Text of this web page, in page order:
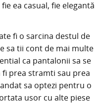
ea casual, fie elegantă
fi o sarcina destul de
sa tii cont de mai multe
ca pantalonii sa se
prea stramti sau prea
sa optezi pentru o
usor cu alte piese